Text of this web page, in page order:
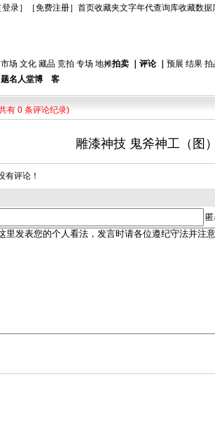
登录］［免费注册］ 收藏数据
文字年代查询库
收藏夹
首页
市场 文化 藏品 竞拍 专场 地摊拍卖 预展 结果 拍
评论｜
名人堂博 客
有 0 条评论纪录)
雕漆神技 鬼斧神工（图
论！